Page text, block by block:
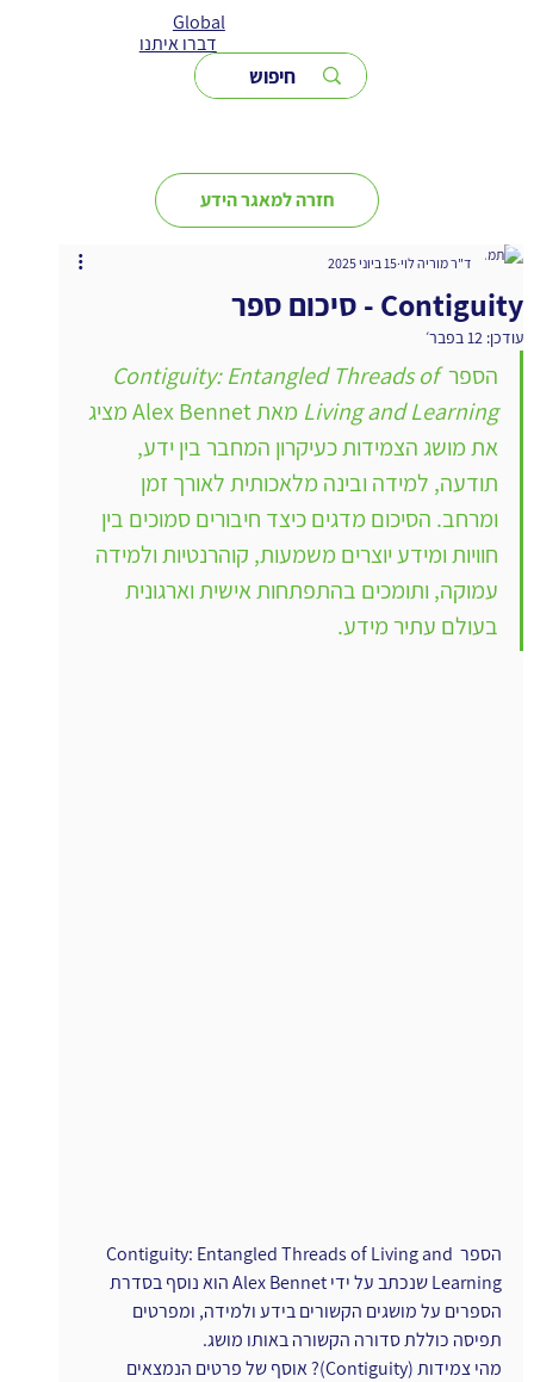
Global
דברו איתנו
חזרה למאגר הידע
Contiguity - סיכום ספר
ד"ר מוריה לוי 15 ביוני 2025
עודכן: 12 בפבר׳
הספר Contiguity: Entangled Threads of
Living and Learning
מאת Alex Bennet מציג
את מושג הצמידות כעיקרון המחבר בין ידע,
תודעה, למידה ובינה מלאכותית לאורך זמן
ומרחב. הסיכום מדגים כיצד חיבורים סמוכים בין
חוויות ומידע יוצרים משמעות, קוהרנטיות ולמידה
עמוקה, ותומכים בהתפתחות אישית וארגונית
בעולם עתיר מידע.
הספר Contiguity: Entangled Threads of Living and
Learning שנכתב על ידי Alex Bennet הוא נוסף בסדרת
הספרים על מושגים הקשורים בידע ולמידה, ומפרטים
תפיסה כוללת סדורה הקשורה באותו מושג.
מהי צמידות (Contiguity)? אוסף של פרטים הנמצאים